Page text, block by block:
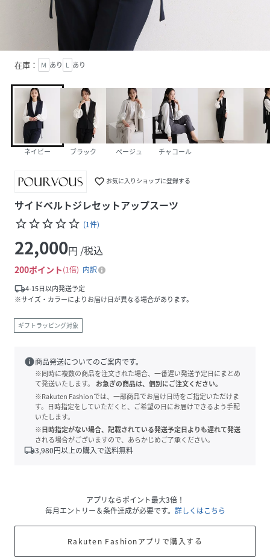
在庫： M あり L あり
ネイビー ブラック ベージュ チャコール
favorite_border お気に入りショップに登録する
サイドベルトジレセットアップスーツ
star_borderstar_borderstar_borderstar_borderstar_border (1件)
22,000円 /税込
200ポイント 1倍
内訳
local_shipping4-15日以内発送予定
※サイズ・カラーによりお届け日が異なる場合があります。
ギフトラッピング対象
info商品発送についてのご案内です。
※同時に複数の商品を注文された場合、一番遅い発送予定日にまとめ
て発送いたします。
お急ぎの商品は、個別にご注文ください。
※Rakuten Fashionでは、一部商品でお届け日時をご指定いただけま
す。日時指定をしていただくと、ご希望の日にお届けできるよう手配
いたします。
※日時指定がない場合、記載されている発送予定日よりも遅れて発送
される場合がございますので、あらかじめご了承ください。
local_shipping3,980円以上の購入で送料無料
アプリならポイント最大3倍！
毎月エントリー＆条件達成が必要です。 詳しくはこちら
Rakuten Fashionアプリで購入する